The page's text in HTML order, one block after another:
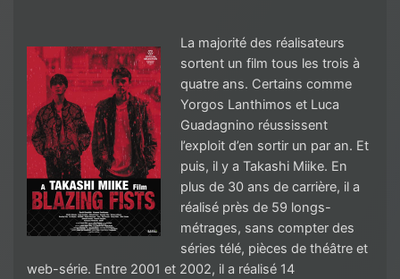
La majorité des réalisateurs
sortent un film tous les trois à
quatre ans. Certains comme
Yorgos Lanthimos et Luca
Guadagnino réussissent
l’exploit d’en sortir un par an. Et
puis, il y a Takashi Miike. En
plus de 30 ans de carrière, il a
réalisé près de 59 longs-
métrages, sans compter des
séries télé, pièces de théâtre et
web-série. Entre 2001 et 2002, il a réalisé 14